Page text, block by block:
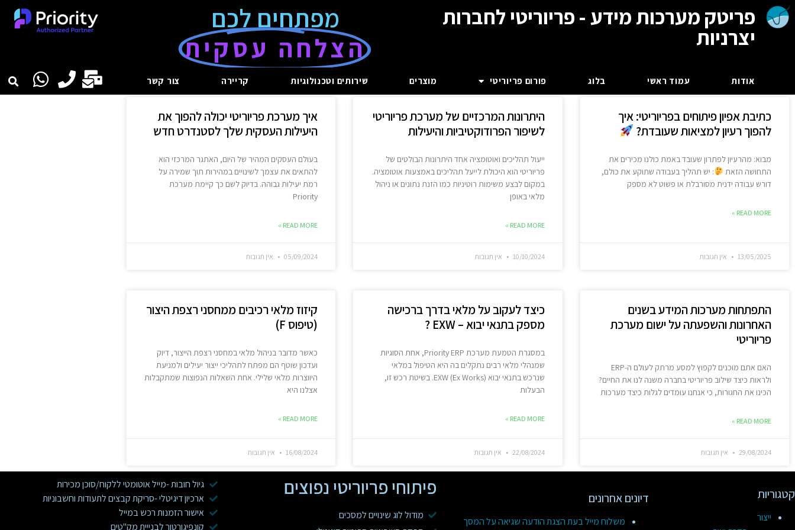
פריטק מערכות מידע - פריוריטי לחברות
יצרניות
מפתחים לכם
הצלחה עסקית
אודות עמוד ראשי בלוג פורום פריוריטי מוצרים שירותים וטכנולוגיות קריירה צור קשר
כתיבת אפיון פיתוחים בפריוריטי: איך
להפוך רעיון למציאות שעובדת?
מבוא: מהרעיון לפתרון שעובד באמת כולנו מכירים את
התחושה הזאת
: יש תהליך בעבודה שתוקע את כולם,
דורש עבודה ידנית מסורבלת או פשוט לא מספק
READ MORE »
13/05/2025 אין תגובות
היתרונות המרכזיים של מערכת פריוריטי
לשיפור הפרודוקטיביות והיעילות
ייעול תהליכים ואוטומציה אחד היתרונות הבולטים של
פריוריטי הוא היכולת לייעל תהליכים באמצעות אוטומציה.
במקום לבצע משימות רוטיניות כמו הזנת נתונים או ניהול
מלאי באופן
READ MORE »
10/10/2024 אין תגובות
איך מערכת פריוריטי יכולה להפוך את
היעילות העסקית שלך לסטנדרט חדש
בעולם העסקים המהיר של היום, האתגר המרכזי הוא
להתאים את עצמך לשינויים במהירות תוך שמירה על
רמת יעילות גבוהה. בדיוק לשם כך קיימת מערכת
Priority
READ MORE »
05/09/2024 אין תגובות
התפתחות מערכות המידע בשנים
האחרונות והשפעתה על ישום מערכת
פריוריטי
האם אתם מוכנים לקפוץ למסע מרתק לעולם ה-ERP
ולראות כיצד שילוב פריוריטי בחברה משנה לנו את החיים?
הכינו את החגורות, כי אנחנו עומדים לגלות כיצד מערכות
READ MORE »
29/08/2024 אין תגובות
כיצד לעקוב על מלאי בדרך ברכישה
מספק בתנאי יבוא – EXW ?
במסגרת הטמעת מערכת Priority ERP, אחת הסוגיות
שמנהלי מלאי רבים נתקלים בה היא הטיפול במלאי
שנרכש בתנאי יבוא EXW (Ex Works). בשיטת רכש זו,
הבעלות
READ MORE »
22/08/2024 אין תגובות
קיזוז מלאי רכיבים ממחסני רצפת היצור
(טיפוס F)
כאשר מדובר בניהול מלאי במחסני רצפת הייצור, דיוק
ועדכון שוטף הם מפתח לתהליכי ייצור יעילים ולמניעת
היווצרות מלאי שלילי. אחת השאלות הנפוצות שמתקבלות
אצלנו היא
READ MORE »
16/08/2024 אין תגובות
קטגוריות
ייצור
דיונים אחרונים
משלוח מייל בעת הצגת הודעה שגיאה על המסך
פיתוחי פריוריטי נפוצים
מודול לוג שינויים למסכים
גיול חובות -מייל אוטומטי ללקוח/סוכן מכירות
ארכיון דיגיטלי -סריקת קבצים לתעודות וחשבוניות
אישור הזמנות רכש במייל
קונפיגורטור לבנייית מק"טים